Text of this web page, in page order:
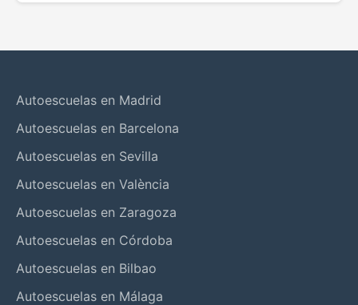
Autoescuelas en Madrid
Autoescuelas en Barcelona
Autoescuelas en Sevilla
Autoescuelas en València
Autoescuelas en Zaragoza
Autoescuelas en Córdoba
Autoescuelas en Bilbao
Autoescuelas en Málaga